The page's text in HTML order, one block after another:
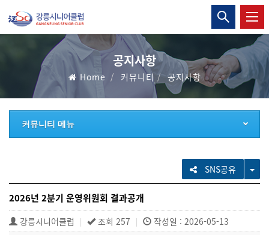
강
릉
시
니
어
클
통
합
색
열
기
공지사항
Home 커뮤니티 공지사항
커뮤니티 메뉴
SNS공유
2026년 2분기 운영위원회 결과공개
강릉시니어클럽 | 조회 257 |
작성일 : 2026-05-13